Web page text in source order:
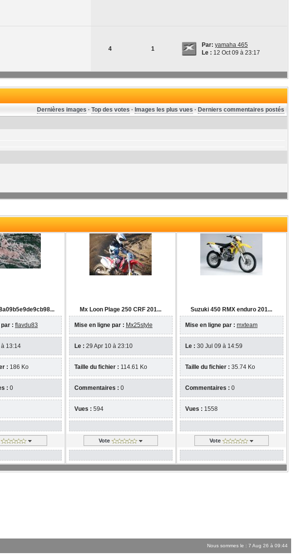
4 1
Par: yamaha 465
Le : 12 Oct 09 à 23:17
Dernières images · Top des votes · Images les plus vues · Derniers commentaires postés
par : flavdu83
13:14
: 186 Ko
: 0
Mx Loon Plage 250 CRF 201...
Mise en ligne par : Mx25style
Le : 29 Apr 10 à 23:10
Taille du fichier : 114.61 Ko
Commentaires : 0
Vues : 594
Vote
Suzuki 450 RMX enduro 201...
Mise en ligne par : mxteam
Le : 30 Jul 09 à 14:59
Taille du fichier : 35.74 Ko
Commentaires : 0
Vues : 1558
Vote
Nous sommes le : 7 Aug 26 à 09:44